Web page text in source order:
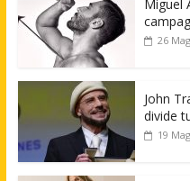
Miguel
26
John
divide
19